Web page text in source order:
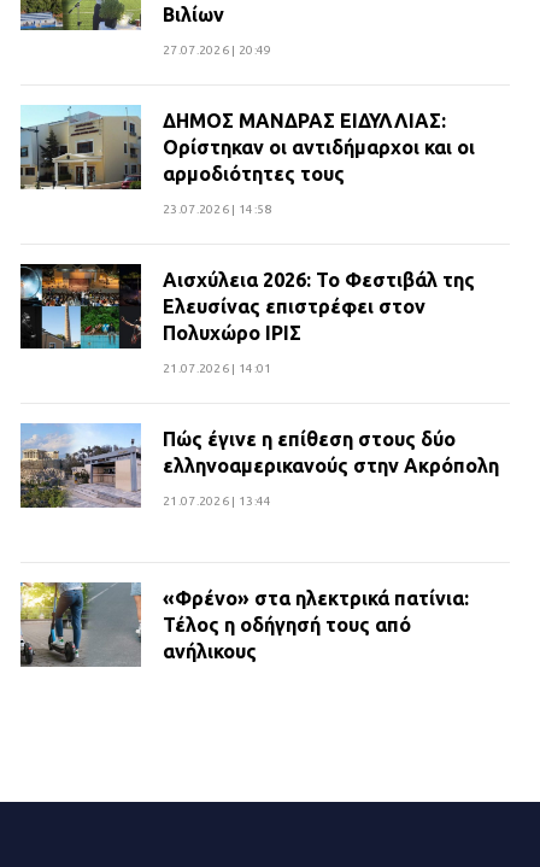
Βιλίων
27.07.2026 | 20:49
ΔΗΜΟΣ ΜΑΝΔΡΑΣ ΕΙΔΥΛΛΙΑΣ:
Ορίστηκαν οι αντιδήμαρχοι και οι
αρμοδιότητες τους
23.07.2026 | 14:58
Αισχύλεια 2026: Το Φεστιβάλ της
Ελευσίνας επιστρέφει στον
Πολυχώρο ΙΡΙΣ
21.07.2026 | 14:01
Πώς έγινε η επίθεση στους δύο
ελληνοαμερικανούς στην Ακρόπολη
21.07.2026 | 13:44
«Φρένο» στα ηλεκτρικά πατίνια:
Τέλος η οδήγησή τους από
ανήλικους